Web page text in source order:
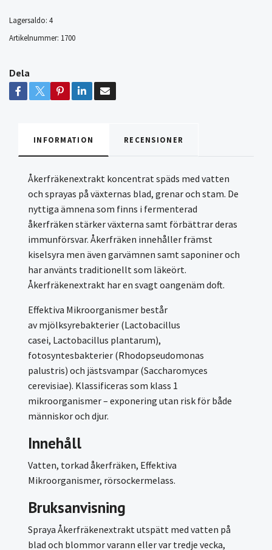
Lagersaldo: 4
Artikelnummer: 1700
Dela
INFORMATION RECENSIONER
Åkerfräkenextrakt koncentrat späds med vatten
och sprayas på växternas blad, grenar och stam. De
nyttiga ämnena som finns i fermenterad
åkerfräken stärker växterna samt förbättrar deras
immunförsvar. Åkerfräken innehåller främst
kiselsyra men även garvämnen samt saponiner och
har använts traditionellt som läkeört.
Åkerfräkenextrakt har en svagt oangenäm doft.
Effektiva Mikroorganismer består
av mjölksyrebakterier (Lactobacillus
casei, Lactobacillus plantarum),
fotosyntesbakterier (Rhodopseudomonas
palustris) och jästsvampar (Saccharomyces
cerevisiae). Klassificeras som klass 1
mikroorganismer – exponering utan risk för både
människor och djur.
Innehåll
Vatten, torkad åkerfräken, Effektiva
Mikroorganismer, rörsockermelass.
Bruksanvisning
Spraya Åkerfräkenextrakt utspätt med vatten på
blad och blommor varann eller var tredje vecka,